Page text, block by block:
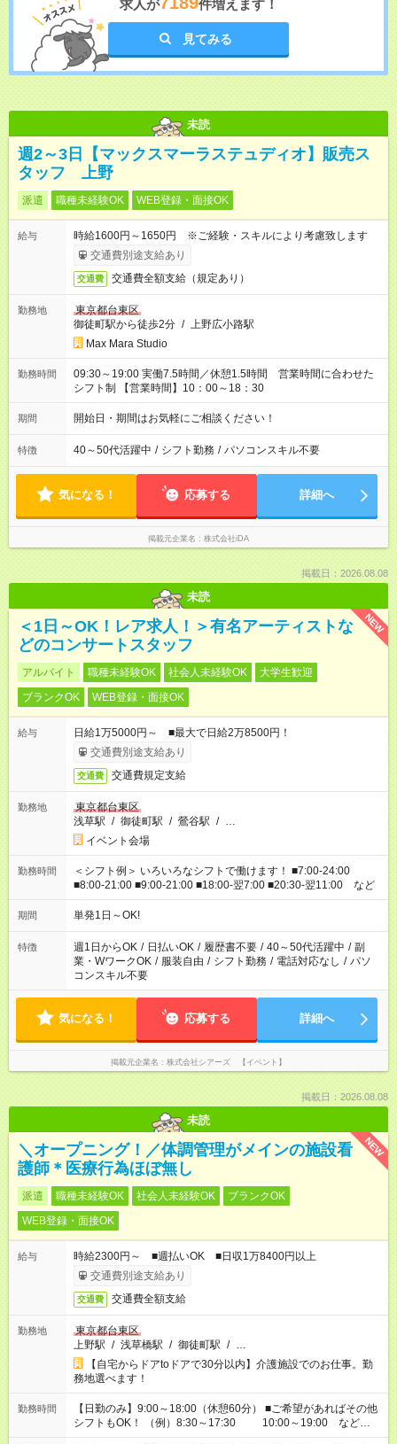
求人が
件増えます！
見てみる
未読
週2～3日【マックスマーラステュディオ】販売ス
タッフ 上野
派遣 職種未経験OK WEB登録・面接OK
給与
時給1600円～1650円 ※ご経験・スキルにより考慮致します
交通費別途支給あり
交通費 交通費全額支給（規定あり）
勤務地
東京都台東区
御徒町駅から徒歩2分 / 上野広小路駅
Max Mara Studio
勤務時間
09:30～19:00 実働7.5時間／休憩1.5時間 営業時間に合わせた
シフト制 【営業時間】10：00～18：30
期間 開始日・期間はお気軽にご相談ください！
特徴 40～50代活躍中 / シフト勤務 / パソコンスキル不要
気になる！ 応募する 詳細へ
掲載元企業名 株式会社iDA
掲載日：2026.08.08
未読
NEW
＜1日～OK！レア求人！＞有名アーティストな
どのコンサートスタッフ
アルバイト 職種未経験OK 社会人未経験OK
大学生歓迎
ブランクOK
WEB登録・面接OK
給与
日給1万5000円～ ■最大で日給2万8500円！
交通費別途支給あり
交通費 交通費規定支給
勤務地
東京都台東区
浅草駅 / 御徒町駅 / 鶯谷駅 / …
イベント会場
勤務時間
＜シフト例＞ いろいろなシフトで働けます！ ■7:00-24:00
■8:00-21:00 ■9:00-21:00 ■18:00-翌7:00 ■20:30-翌11:00 など
期間 単発1日～OK!
特徴 週1日からOK / 日払いOK / 履歴書不要 / 40～50代活躍中 / 副
業・WワークOK / 服装自由 / シフト勤務 / 電話対応なし / パソ
コンスキル不要
気になる！ 応募する 詳細へ
掲載元企業名 株式会社シアーズ 【イベント】
掲載日：2026.08.08
未読
NEW
＼オープニング！／体調管理がメインの施設看
護師＊医療行為ほぼ無し
派遣 職種未経験OK 社会人未経験OK
ブランクOK
WEB登録・面接OK
給与
時給2300円～ ■週払いOK ■日収1万8400円以上
交通費別途支給あり
交通費 交通費全額支給
勤務地
東京都台東区
上野駅 / 浅草橋駅 / 御徒町駅 / …
【自宅からドアtoドアで30分以内】介護施設でのお仕事。勤
務地選べます！
勤務時間
【日勤のみ】9:00～18:00（休憩60分） ■ご希望があればその他
シフトもOK！ （例）8:30～17:30 10:00～19:00 など
「家族とお休みを合わせたい」 「できれば残業はしたくない」